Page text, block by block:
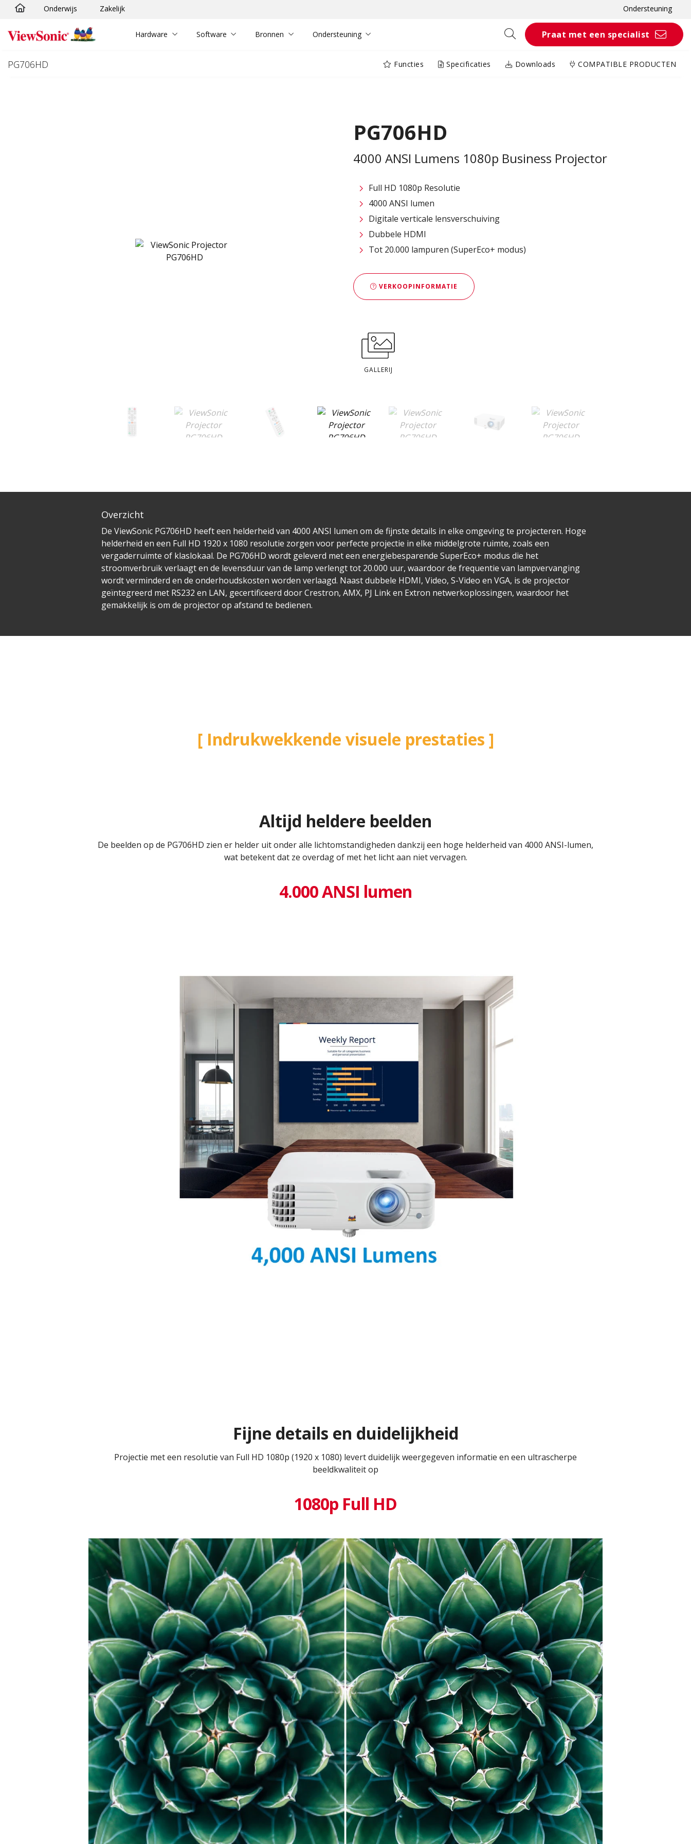
Ga naar hoofdinhoud
Onderwijs Zakelijk Ondersteuning
Hardware Software Bronnen Ondersteuning Praat met een specialist
PG706HD Functies Specificaties Downloads COMPATIBLE PRODUCTEN
PG706HD
4000 ANSI Lumens 1080p Business Projector
Full HD 1080p Resolutie
4000 ANSI lumen
Digitale verticale lensverschuiving
Dubbele HDMI
Tot 20.000 lampuren (SuperEco+ modus)
VERKOOPINFORMATIE
GALLERIJ
Overzicht
De ViewSonic PG706HD heeft een helderheid van 4000 ANSI lumen om de fijnste details in elke omgeving te projecteren. Hoge
helderheid en een Full HD 1920 x 1080 resolutie zorgen voor perfecte projectie in elke middelgrote ruimte, zoals een
vergaderruimte of klaslokaal. De PG706HD wordt geleverd met een energiebesparende SuperEco+ modus die het
stroomverbruik verlaagt en de levensduur van de lamp verlengt tot 20.000 uur, waardoor de frequentie van lampvervanging
wordt verminderd en de onderhoudskosten worden verlaagd. Naast dubbele HDMI, Video, S-Video en VGA, is de projector
geïntegreerd met RS232 en LAN, gecertificeerd door Crestron, AMX, PJ Link en Extron netwerkoplossingen, waardoor het
gemakkelijk is om de projector op afstand te bedienen.
Indrukwekkende visuele prestaties
Altijd heldere beelden
De beelden op de PG706HD zien er helder uit onder alle lichtomstandigheden dankzij een hoge helderheid van 4000 ANSI-lumen,
wat betekent dat ze overdag of met het licht aan niet vervagen.
4.000 ANSI lumen
Fijne details en duidelijkheid
Projectie met een resolutie van Full HD 1080p (1920 x 1080) levert duidelijk weergegeven informatie en een ultrascherpe
beeldkwaliteit op
1080p Full HD